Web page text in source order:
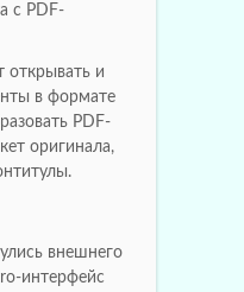
с PDF-
открывать и
в формате
PDF-
оригинала,
внешнего
интерфейс